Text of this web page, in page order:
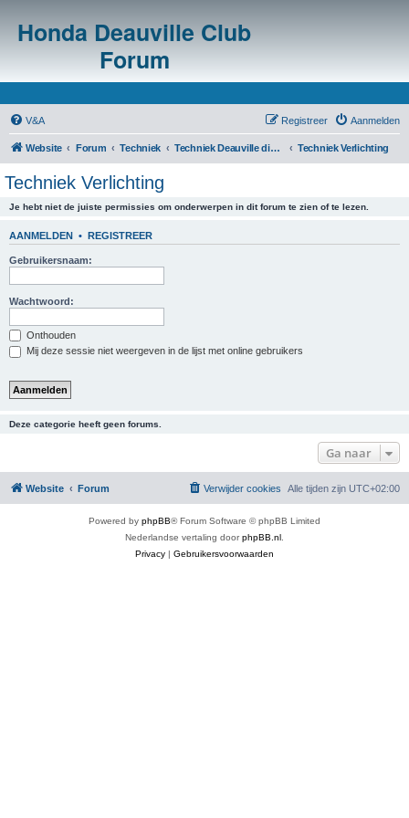
Honda Deauville Club
Forum
V&A Aanmelden
Registreer
Website Forum Techniek Techniek Deauville diversen Techniek Verlichting
Techniek Verlichting
Je hebt niet de juiste permissies om onderwerpen in dit forum te zien of te lezen.
AANMELDEN • REGISTREER
Gebruikersnaam:
Wachtwoord:
Onthouden
Mij deze sessie niet weergeven in de lijst met online gebruikers
Deze categorie heeft geen forums.
Ga naar
Website Forum Alle tijden zijn UTC+02:00
Verwijder cookies
Powered by phpBB® Forum Software © phpBB Limited
Nederlandse vertaling doorphpBB.nl
Privacy | Gebruikersvoorwaarden